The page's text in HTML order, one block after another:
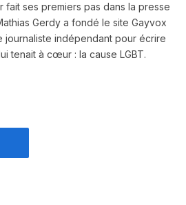
fait ses premiers pas dans la presse
Gerdy a fondé le site Gayvox
journaliste indépendant pour écrire
tenait à cœur : la cause LGBT.